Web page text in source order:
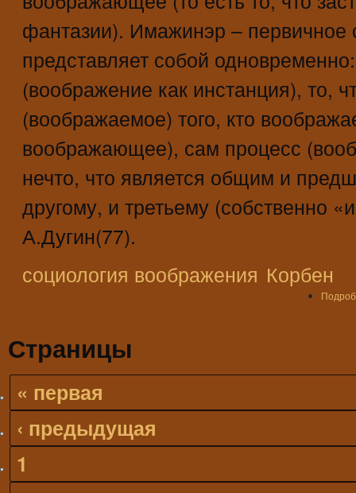
фантазии). Имажинэр – первичное
представляет собой
(воображение как инстанция), то,
(воображаемое) того, кто
воображающее), сам процесс
нечто, что является общим и
другому, и третьему (собственно
А.Дугин(77).
социология воображения Корбен
Страницы
« первая
‹ предыдущая
1